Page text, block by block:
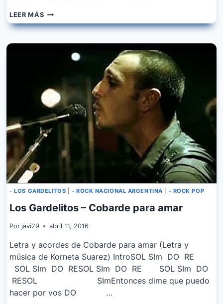
LEER MÁSLOS
GARDELITOS
–
- LOS GARDELITOS - ROCK NACIONAL ARGENTINA - ROCK POP
Los Gardelitos – Cobarde para amar
Por javi29 abril 11, 2016
Letra y acordes de Cobarde para amar (Letra y
música de Korneta Suarez) IntroSOL SIm DO RE
SOL SIm DO RESOL SIm DO RE SOL SIm DO
RESOL SImEntonces dime que puedo
hacer por vos DO …